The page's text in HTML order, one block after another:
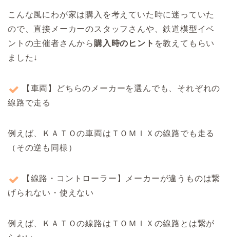
こんな風にわが家は購入を考えていた時に迷っていた
ので、直接メーカーのスタッフさんや、鉄道模型イベ
ントの主催者さんから 購入時のヒント を教えてもらい
ました↓
【車両】どちらのメーカーを選んでも、それぞれの
線路で走る
例えば、ＫＡＴＯの車両はＴＯＭＩＸの線路でも走る
（その逆も同様）
【線路・コントローラー】メーカーが違うものは繋
げられない・使えない
例えば、ＫＡＴＯの線路はＴＯＭＩＸの線路とは繋が